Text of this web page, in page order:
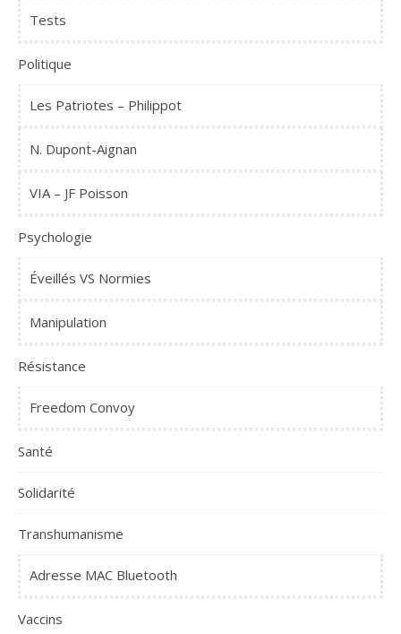
Tests
Politique
Les Patriotes – Philippot
N. Dupont-Aignan
VIA – JF Poisson
Psychologie
Éveillés VS Normies
Manipulation
Résistance
Freedom Convoy
Santé
Solidarité
Transhumanisme
Adresse MAC Bluetooth
Vaccins